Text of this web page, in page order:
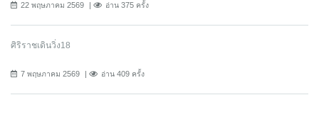
22 พฤษภาคม 2569 อ่าน 375 ครั้ง
ศิริราชเดินวิ่ง18
7 พฤษภาคม 2569 อ่าน 409 ครั้ง